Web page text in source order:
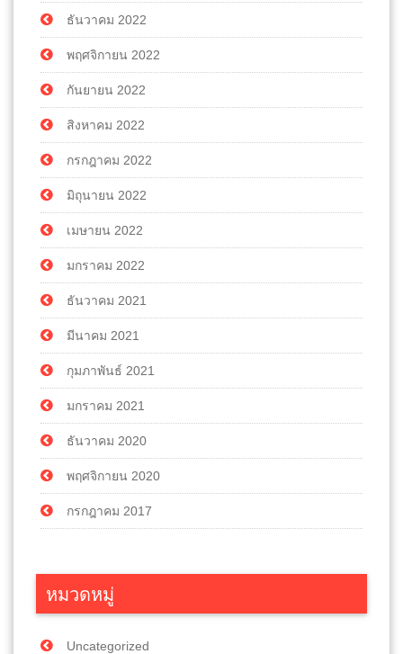
ธันวาคม 2022
พฤศจิกายน 2022
กันยายน 2022
สิงหาคม 2022
กรกฎาคม 2022
มิถุนายน 2022
เมษายน 2022
มกราคม 2022
ธันวาคม 2021
มีนาคม 2021
กุมภาพันธ์ 2021
มกราคม 2021
ธันวาคม 2020
พฤศจิกายน 2020
กรกฎาคม 2017
หมวดหมู่
Uncategorized